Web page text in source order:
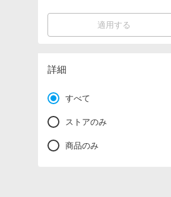
適用する
詳細
すべて
ストアのみ
商品のみ